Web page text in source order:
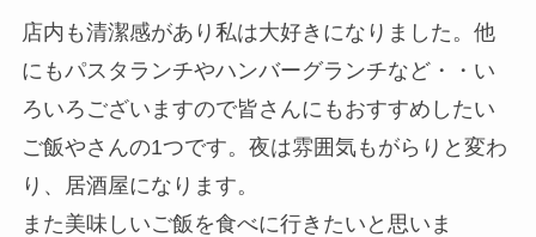
店内も清潔感があり私は大好きになりました。他
にもパスタランチやハンバーグランチなど・・い
ろいろございますので皆さんにもおすすめしたい
ご飯やさんの1つです。夜は雰囲気もがらりと変わ
り、居酒屋になります。
また美味しいご飯を食べに行きたいと思いま